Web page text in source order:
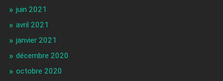
juin 2021
avril 2021
janvier 2021
décembre 2020
octobre 2020